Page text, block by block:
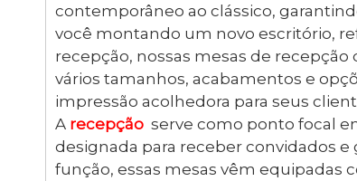
contemporâneo ao clássico,
você montando um novo escritório,
recepção, nossas mesas de
vários tamanhos, acabamentos e
impressão acolhedora para seus
A recepção serve como ponto focal
designada para receber convidados
função, essas mesas vêm equipadas